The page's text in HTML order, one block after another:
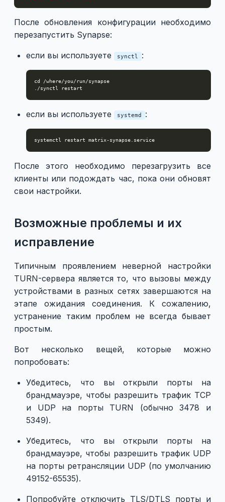
После обновления конфигурации необходимо
перезапустить Synapse:
если вы используете synctl :
если вы используете systemd :
После этого необходимо перезагрузить все
клиенты или подождать час, пока они обновят
свои настройки.
Возможные проблемы и их
исправление
Типичным проявлением неверной настройки
TURN-сервера является то, что вызовы между
устройствами в разных сетях завершаются на
этапе ожидания соединения. К сожалению,
устранение таким проблем не всегда бывает
простым.
Вот несколько вещей, которые можно
попробовать:
Убедитесь, что вы открыли порты на
брандмауэре, чтобы разрешить трафик TCP
и UDP на порты TURN (обычно 3478 и
5349).
Убедитесь, что вы открыли порты на
брандмауэре, чтобы разрешить трафик UDP
на порты ретрансляции UDP (по умолчанию
49152-65535).
Попробуйте отключить TLS/DTLS порты и